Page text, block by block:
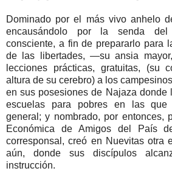
Dominado por el más vivo anhelo
encausándolo por la senda
consciente, a fin de prepararlo para
de las libertades, —su ansia
lecciones prácticas, gratuitas, (su
altura de su cerebro) a los
en sus posesiones de Najaza donde
escuelas para pobres en las que
general; y nombrado, por entonces,
Económica de Amigos del País
corresponsal, creó en Nuevitas otra
aún, donde sus discípulos
instrucción.